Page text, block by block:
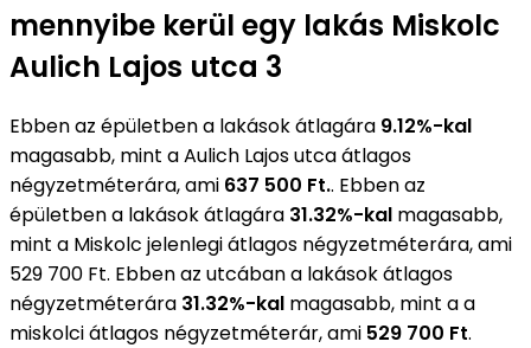
mennyibe kerül egy lakás Miskolc
Aulich Lajos utca 3
Ebben az épületben a lakások átlagára 9.12%-kal
magasabb, mint a Aulich Lajos utca átlagos
négyzetméterára, ami 637 500 Ft.. Ebben az
épületben a lakások átlagára 31.32%-kal magasabb,
mint a Miskolc jelenlegi átlagos négyzetméterára, ami
529 700 Ft. Ebben az utcában a lakások átlagos
négyzetméterára 31.32%-kal magasabb, mint a a
miskolci átlagos négyzetméterár, ami 529 700 Ft.